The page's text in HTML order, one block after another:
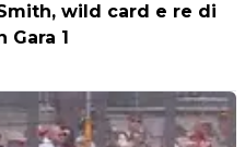
wild card e re di
1